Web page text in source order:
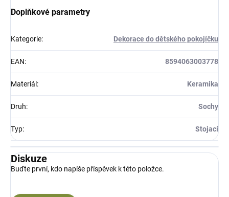
Doplňkové parametry
Kategorie: Dekorace do dětského pokojíčku
EAN: 8594063003778
Materiál : Keramika
Druh: Sochy
Typ: Stojací
Diskuze
Buďte první, kdo napíše příspěvek k této položce.